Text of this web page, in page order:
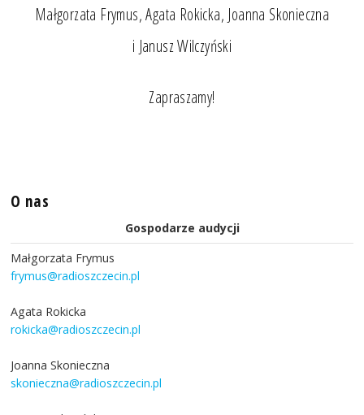
Małgorzata Frymus, Agata Rokicka, Joanna Skonieczna
i Janusz Wilczyński
Zapraszamy!
O nas
Gospodarze audycji
Małgorzata Frymus
frymus@radioszczecin.pl
Agata Rokicka
rokicka@radioszczecin.pl
Joanna Skonieczna
skonieczna@radioszczecin.pl